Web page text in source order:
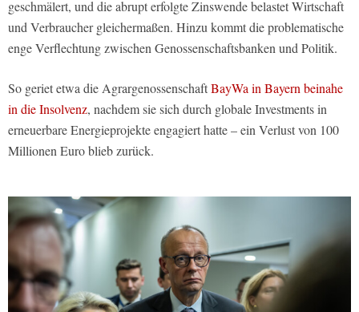
geschmälert, und die abrupt erfolgte Zinswende belastet Wirtschaft
und Verbraucher gleichermaßen. Hinzu kommt die problematische
enge Verflechtung zwischen Genossenschaftsbanken und Politik.
So geriet etwa die AgrargenossenschaftBayWa in Bayern beinahe
in die Insolvenz, nachdem sie sich durch globale Investments in
erneuerbare Energieprojekte engagiert hatte – ein Verlust von 100
Millionen Euro blieb zurück.